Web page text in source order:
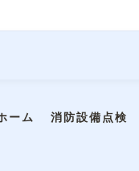
ーム 消防設備点検